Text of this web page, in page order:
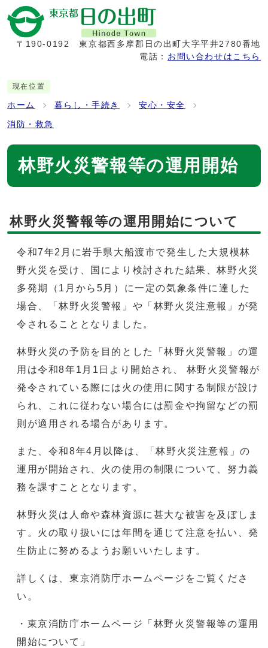
〒190-0192
東京都西多摩郡日の出町大字平井2780番地
電話： お問い合わせはこちら
現在位置
ホーム 暮らし・手続き 安心・安全
消防・救急
林野火災警報等の運用開始
林野火災警報等の運用開始について
令和7年2月に岩手県大船渡市で発生した大規模林
野火災を受け、国により検討された結果、林野火災
多発期（1月から5月）に一定の気象条件に達した
場合、「林野火災警報」や「林野火災注意報」が発
令されることとなりました。
林野火災の予防を目的とした「林野火災警報」の運
用は令和8年1月1日より開始され、 林野火災警報が
発令されている際には火の使用に関する制限が設け
られ、これに従わない場合には罰金や拘留などの罰
則が適用される場合があります。
また、令和8年4月以降は、「林野火災注意報」の
運用が開始され、火の使用の制限について、努力義
務を課すこととなります。
林野火災は人命や森林資源に甚大な被害を及ぼしま
す。火の取り扱いには年間を通じて注意を払い、発
生防止に努めるようお願いいたします。
詳しくは、東京消防庁ホームページをご覧くださ
い。
・東京消防庁ホームページ「林野火災警報等の運用
開始について」